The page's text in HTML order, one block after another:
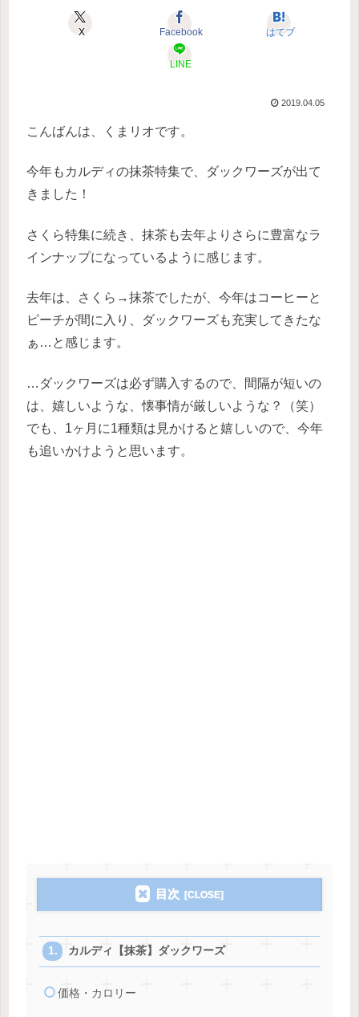
X Facebook はてブ
LINE
2019.04.05
こんばんは、くまリオです。
今年もカルディの抹茶特集で、ダックワーズが出て
きました！
さくら特集に続き、抹茶も去年よりさらに豊富なラ
インナップになっているように感じます。
去年は、さくら→抹茶でしたが、今年はコーヒーと
ピーチが間に入り、ダックワーズも充実してきたな
ぁ…と感じます。
…ダックワーズは必ず購入するので、間隔が短いの
は、嬉しいような、懐事情が厳しいような？（笑）
でも、1ヶ月に1種類は見かけると嬉しいので、今年
も追いかけようと思います。
目次
カルディ【抹茶】ダックワーズ
価格・カロリー